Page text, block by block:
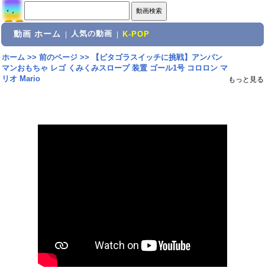
動画 ホーム 人気の動画 K-POP
ホーム>> 前のページ>>
【ピタゴラスイッチに挑戦】アンパン
マンおもちゃ レゴ くみくみスロープ 装置 ゴール1号 コロロン マ
リオ Mario
もっと見る